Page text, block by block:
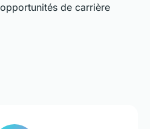
de carrière